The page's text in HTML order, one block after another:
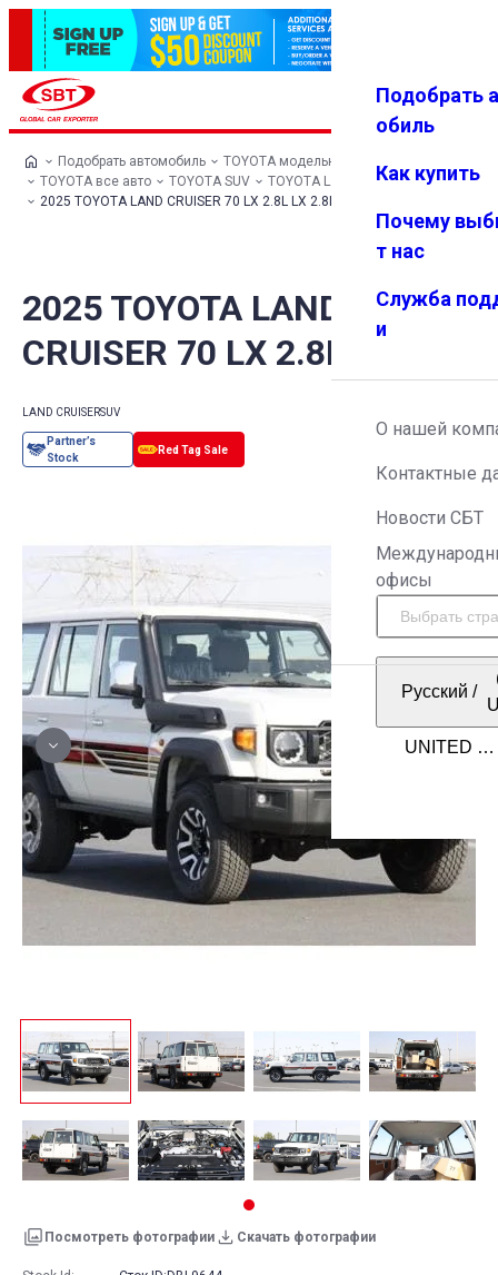
Избранн
Меню
Подобрать
обиль
Как купить
Почему
т нас
Служба
и
О нашей
Контактные
Новости СБТ
офисы
Русский /
Подобрать автомобиль
TOYOTA модельный ряд
TOYOTA все авто
TOYOTA SUV
TOYOTA LAND CRUISER
2025 TOYOTA LAND CRUISER 70 LX 2.8L LX 2.8L
2025 TOYOTA LAND
CRUISER 70 LX 2.8L LX 2.8L
LAND CRUISERSUV
Посмотреть фотографии Скачать фотографии